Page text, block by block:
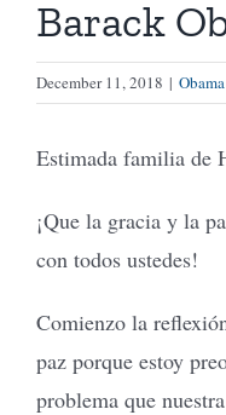
Barack
December 11, 2018 |
Estimada familia de
¡Que la gracia y la
con todos ustedes!
Comienzo la
paz porque estoy
problema que